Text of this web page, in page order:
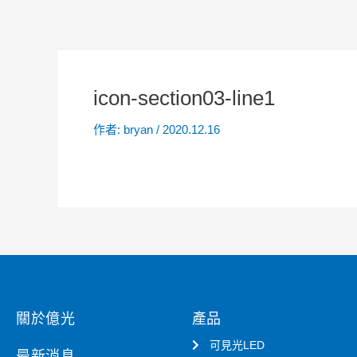
icon-section03-line1
作者: bryan / 2020.12.16
關於億光 產品
可見光LED